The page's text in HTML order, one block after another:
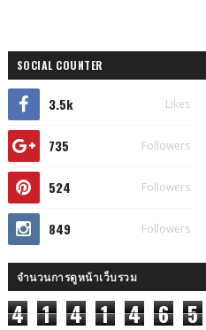
SOCIAL COUNTER
3.5k Likes
735 Followers
524 Followers
849 Followers
จำนวนการดูหน้าเว็บรวม
4 1 4 1 4 6 5